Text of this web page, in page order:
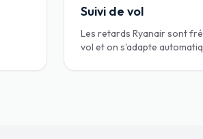
Suivi de vol
Les retards Ryanair sont
vol et on s'adapte